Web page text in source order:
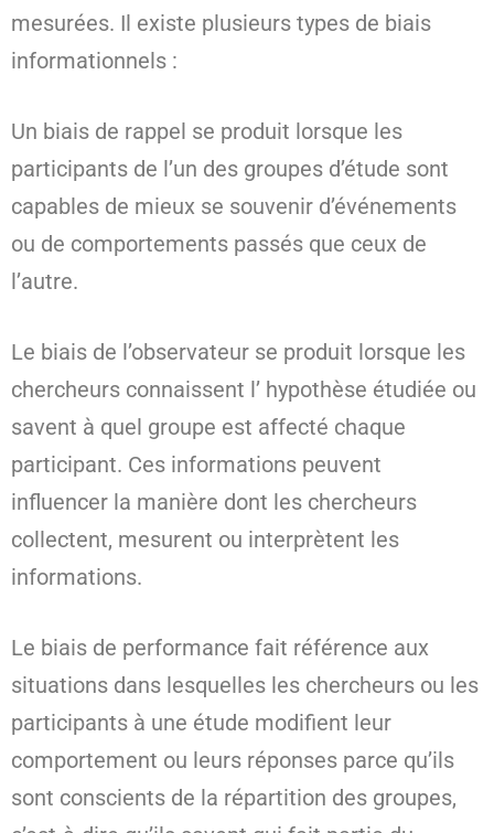
mesurées. Il existe plusieurs types de biais
informationnels :
Un biais de rappel se produit lorsque les
participants de l’un des groupes d’étude sont
capables de mieux se souvenir d’événements
ou de comportements passés que ceux de
l’autre.
Le biais de l’observateur se produit lorsque les
chercheurs connaissent l’ hypothèse étudiée ou
savent à quel groupe est affecté chaque
participant. Ces informations peuvent
influencer la manière dont les chercheurs
collectent, mesurent ou interprètent les
informations.
Le biais de performance fait référence aux
situations dans lesquelles les chercheurs ou les
participants à une étude modifient leur
comportement ou leurs réponses parce qu’ils
sont conscients de la répartition des groupes,